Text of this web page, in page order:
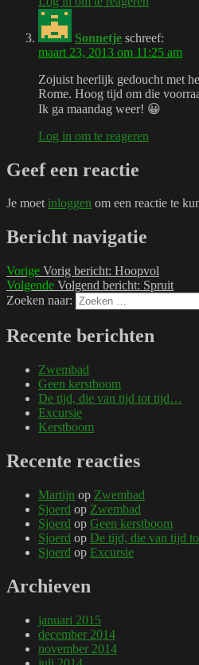
Sonnetje schreef:
maart 23, 2013 om 11:25 am
Zojuist heerlijk gedoucht met
Rome. Hoog tijd om die
Ik ga maandag weer! 😀
Log in om te reageren
Geef een reactie
Je moetinloggen om een reactie te
Bericht navigatie
Vorige Vorig bericht: Hoopvol
Volgende Volgend bericht: Spruit
Zoeken naar:
Recente berichten
Zwembad
Geen kerstboom
De tijd, die van tijd tot tijd…
Excursie
Kerstboom
Recente reacties
Martijn op Zwembad
Sjoerd op Zwembad
Sjoerd op Geen kerstboom
Sjoerd op De tijd, die van tijd
Sjoerd op Excursie
Archieven
januari 2015
december 2014
november 2014